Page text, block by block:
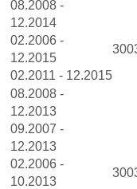
08.2008 -
12.2014
02.2006 -
12.2015
02.2011 - 12.2015
08.2008 -
12.2013
09.2007 -
12.2013
02.2006 -
10.2013